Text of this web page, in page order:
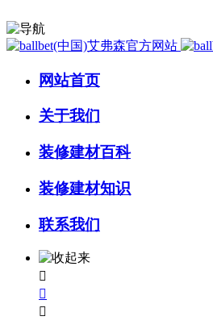
网站首页
关于我们
装修建材百科
装修建材知识
联系我们


